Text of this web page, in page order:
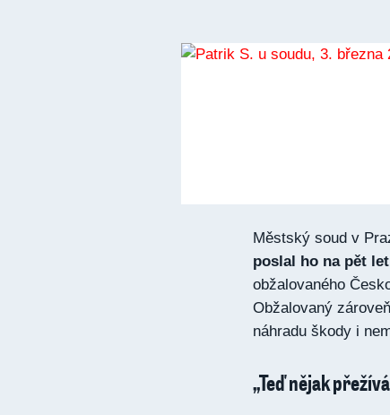
Městský soud v
poslal ho na pět
obžalovaného
Obžalovaný
náhradu škody i
„Teď nějak